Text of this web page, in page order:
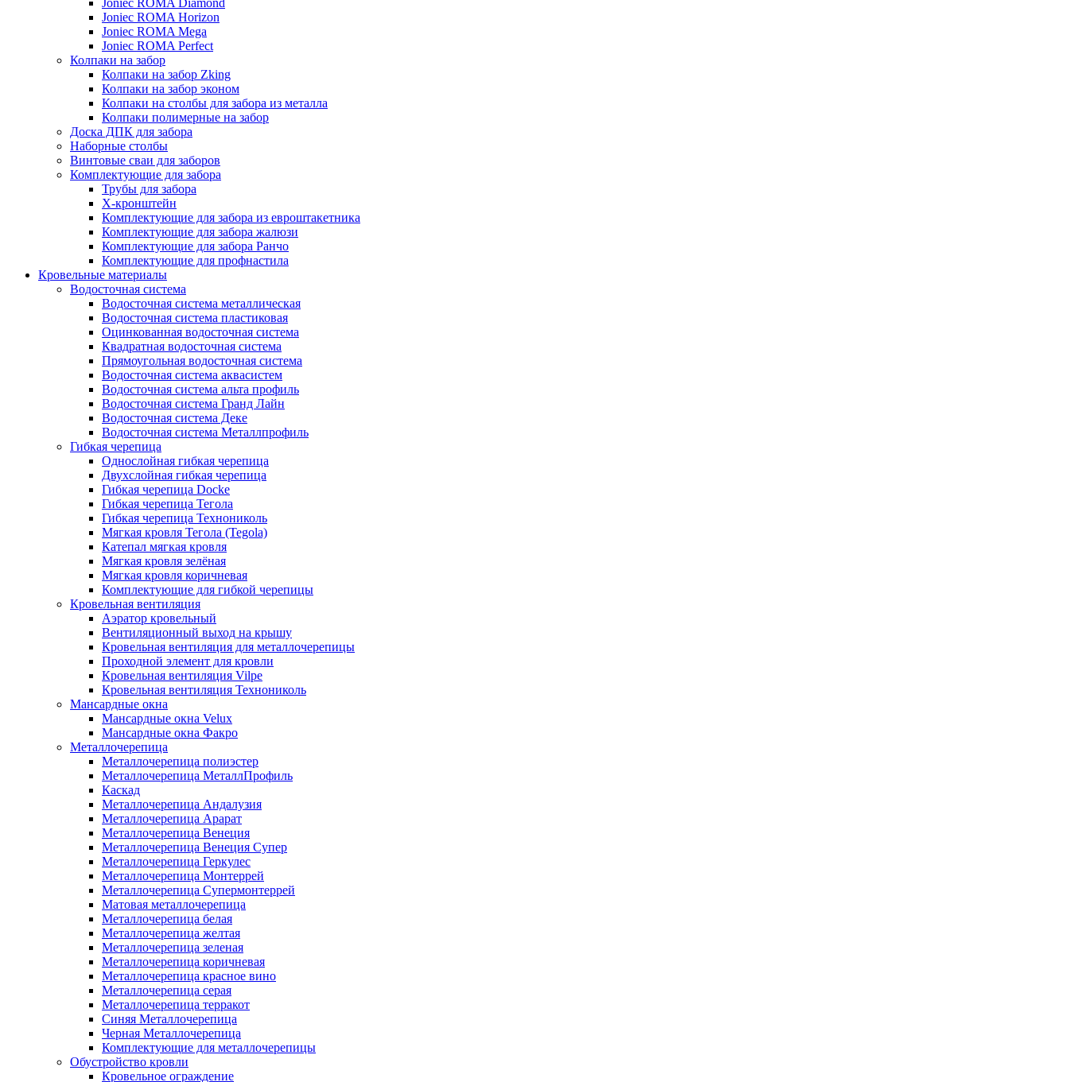
Joniec ROMA Diamond
Joniec ROMA Horizon
Joniec ROMA Mega
Joniec ROMA Perfect
Колпаки на забор
Колпаки на забор Zking
Колпаки на забор эконом
Колпаки на столбы для забора из металла
Колпаки полимерные на забор
Доска ДПК для забора
Наборные столбы
Винтовые сваи для заборов
Комплектующие для забора
Трубы для забора
Х-кронштейн
Комплектующие для забора из евроштакетника
Комплектующие для забора жалюзи
Комплектующие для забора Ранчо
Комплектующие для профнастила
Кровельные материалы
Водосточная система
Водосточная система металлическая
Водосточная система пластиковая
Оцинкованная водосточная система
Квадратная водосточная система
Прямоугольная водосточная система
Водосточная система аквасистем
Водосточная система альта профиль
Водосточная система Гранд Лайн
Водосточная система Деке
Водосточная система Металлпрофиль
Гибкая черепица
Однослойная гибкая черепица
Двухслойная гибкая черепица
Гибкая черепица Docke
Гибкая черепица Тегола
Гибкая черепица Технониколь
Мягкая кровля Тегола (Tegola)
Катепал мягкая кровля
Мягкая кровля зелёная
Мягкая кровля коричневая
Комплектующие для гибкой черепицы
Кровельная вентиляция
Аэратор кровельный
Вентиляционный выход на крышу
Кровельная вентиляция для металлочерепицы
Проходной элемент для кровли
Кровельная вентиляция Vilpe
Кровельная вентиляция Технониколь
Мансардные окна
Мансардные окна Velux
Мансардные окна Факро
Металлочерепица
Металлочерепица полиэстер
Металлочерепица МеталлПрофиль
Каскад
Металлочерепица Андалузия
Металлочерепица Арарат
Металлочерепица Венеция
Металлочерепица Венеция Супер
Металлочерепица Геркулес
Металлочерепица Монтеррей
Металлочерепица Супермонтеррей
Матовая металлочерепица
Металлочерепица белая
Металлочерепица желтая
Металлочерепица зеленая
Металлочерепица коричневая
Металлочерепица красное вино
Металлочерепица серая
Металлочерепица терракот
Синяя Металлочерепица
Черная Металлочерепица
Комплектующие для металлочерепицы
Обустройство кровли
Кровельное ограждение